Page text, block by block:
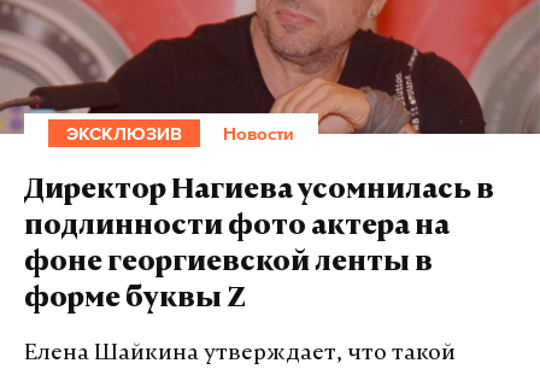
ЭКСКЛЮЗИВ Новости
Директор Нагиева усомнилась в
подлинности фото актера на
фоне георгиевской ленты в
форме буквы Z
Елена Шайкина утверждает, что такой